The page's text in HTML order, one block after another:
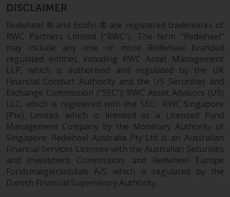
folgenden Seiten beziehen sich
auf ausländische Organismen für
kollektive Kapitalanlagen, die von
RWC Asset Management LLP oder
einem ihrer verbundenen
Unternehmen verwaltet werden
(die „von Redwheel verwalteten
Fonds“). Einige der von Redwheel
verwalteten Fonds, auf die auf
dieser Website verwiesen wird,
wurden nicht von der
Eidgenössischen
Finanzmarktaufsicht („FINMA“)
zugelassen und Anleger genießen
daher nicht den vollen
Anlegerschutz nach dem
DISCLAIMER
Redwheel ® and Ecofin ® are registered trademarks of
RWC Partners Limited (“RWC”). The term “Redwheel”
may include any one or more Redwheel branded
regulated entities including RWC Asset Management
LLP, which is authorised and regulated by the UK
Financial Conduct Authority and the US Securities and
Exchange Commission (“SEC”); RWC Asset Advisors (US)
LLC, which is registered with the SEC; RWC Singapore
(Pte) Limited, which is licensed as a Licensed Fund
Management Company by the Monetary Authority of
Singapore; Redwheel Australia Pty Ltd is an Australian
Financial Services Licensee with the Australian Securities
and Investment Commission; and Redwheel Europe
Fondsmæglerselskab A/S which is regulated by the
Danish Financial Supervisory Authority.